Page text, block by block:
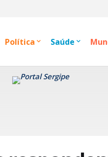
Política Saúde